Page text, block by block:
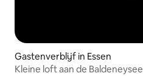
Gastenverblijf in Essen
Kleine loft aan de Baldeneysee